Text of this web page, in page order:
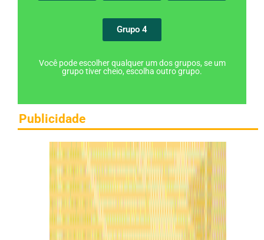
Grupo 4
Você pode escolher qualquer um dos grupos, se um
grupo tiver cheio, escolha outro grupo.
Publicidade